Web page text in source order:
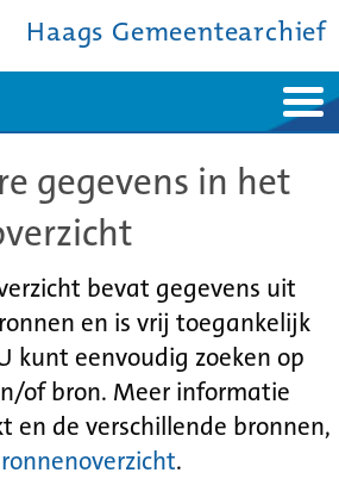
Haags Gemeentearchief
gegevens in het
bevat gegevens uit
en is vrij toegankelijk
kunt eenvoudig zoeken op
of bron. Meer informatie
en de verschillende bronnen,
.